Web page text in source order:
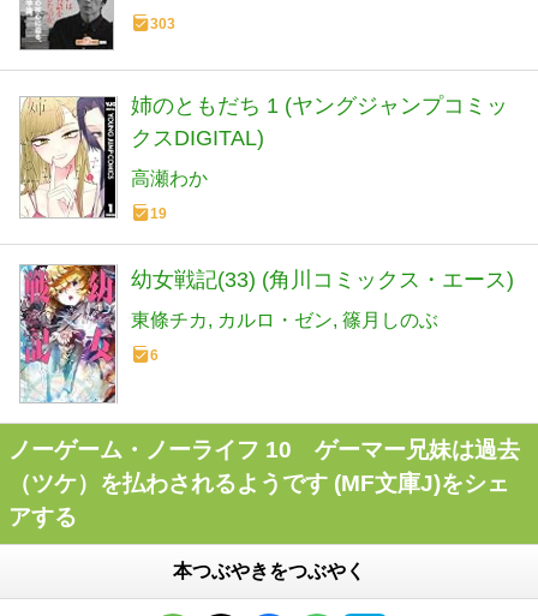
303
姉のともだち 1 (ヤングジャンプコミッ
クスDIGITAL)
高瀬わか
19
幼女戦記(33) (角川コミックス・エース)
東條チカ カルロ・ゼン 篠月しのぶ
6
ノーゲーム・ノーライフ 10 ゲーマー兄妹は過去
（ツケ）を払わされるようです (MF文庫J)をシェ
アする
本つぶやきをつぶやく